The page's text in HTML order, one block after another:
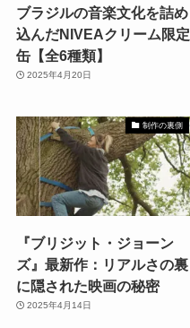
ブラジルの音楽文化を詰め
込んだNIVEAクリーム限定
缶【全6種類】
2025年4月20日
制作の裏側
『ブリジット・ジョーン
ズ』最新作：リアルさの裏
に隠された映画の秘密
2025年4月14日